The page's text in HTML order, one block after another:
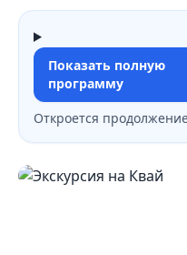
Показать полную
программу
Откроется